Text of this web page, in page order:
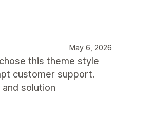
May 6, 2026
this theme style
customer support.
solution